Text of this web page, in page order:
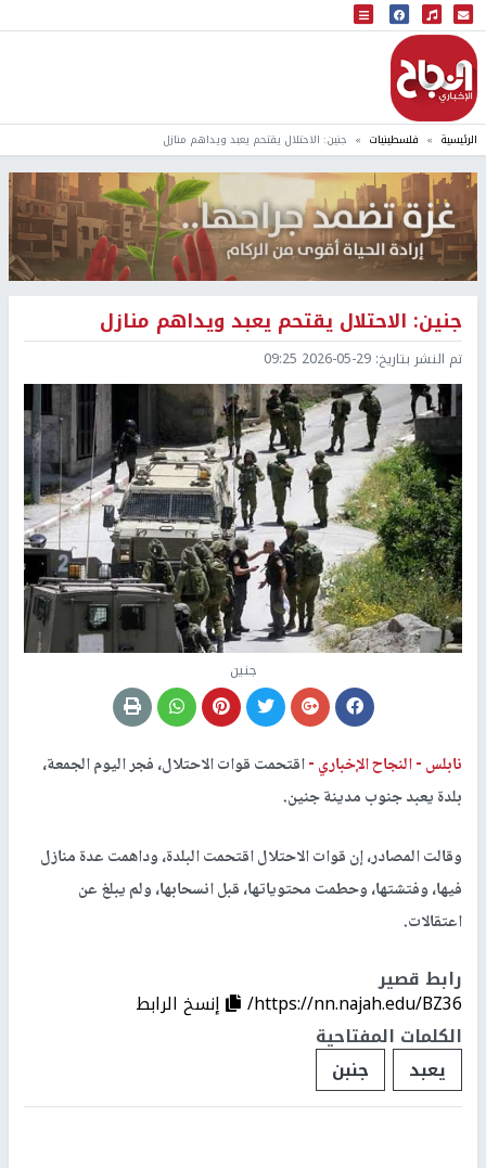
البث المباشر
إذاعة النجاح
الرئيسية فلسطينيات جنين: الاحتلال يقتحم يعبد ويداهم منازل
جنين: الاحتلال يقتحم يعبد ويداهم منازل
تم النشر بتاريخ: 2026-05-29 09:25
جنين
نابلس -النجاح الإخباري -اقتحمت قوات الاحتلال، فجر اليوم الجمعة،
بلدة يعبد جنوب مدينة جنين.
وقالت المصادر، إن قوات الاحتلال اقتحمت البلدة، وداهمت عدة منازل
فيها، وفتشتها، وحطمت محتوياتها، قبل انسحابها، ولم يبلغ عن
اعتقالات.
رابط قصير
https://nn.najah.edu/BZ36/
إنسخ الرابط
الكلمات المفتاحية
يعبد
جنبن